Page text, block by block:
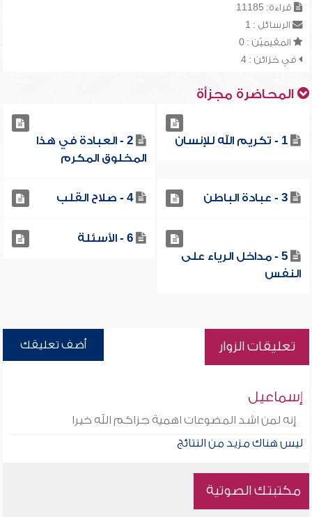
قراءة: 11185
الرسائل : 1
المقيميّن : 0
في خزائن : 4
المحاضرة مجزأة
1 - تكريم الله للإنسان
2 - العبادة في هذا
المخلوق المكرم
3 - عبادة الباطن 4 - صلاح القلب
5 - مداخل الرياء على
النفس
6 - الأسئلة
تعليقات الزوار أضف تعليقك
إسماعيل
إنه لمن اشد المضوعات اهمية جزاكم الله خيرا
ليس هناك مزيد من النتائج
مكتبتك الصوتية